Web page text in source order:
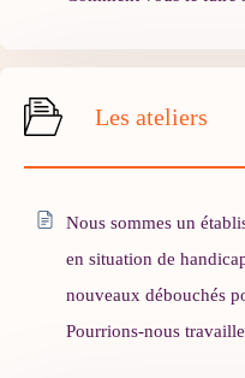
Les ateliers
Nous sommes un
en situation de
nouveaux débouchés
Pourrions-nous